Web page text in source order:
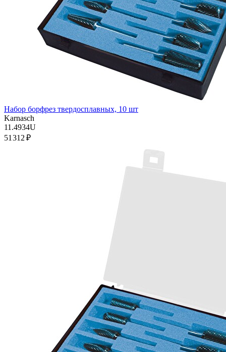
Набор борфрез твердосплавных, 10 шт
Karnasch
11.4934U
51 312 ₽